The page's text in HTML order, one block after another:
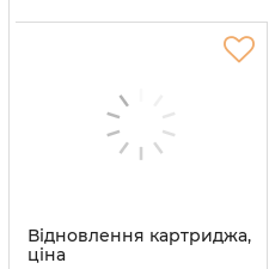
Відновлення картриджа,
ціна